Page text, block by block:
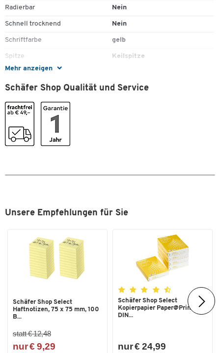
Mehr anzeigen
Radierbar Nein
Schnell trocknend Nein
Schriftfarbe gelb
Spitze Keilspitze
Strichstärke
Stück pro Paket 1
Wasserfest
Farben
Farbe
Schäfer Shop Qualität und Service
Unsere Empfehlungen für Sie
Schäfer Shop Select
Haftnotizen, 75 x 75 mm, 100
B...
statt € 12,48
nur € 9,29
Schäfer Shop Select
Kopierpapier Paper@Print,
DIN...
nur € 24,99